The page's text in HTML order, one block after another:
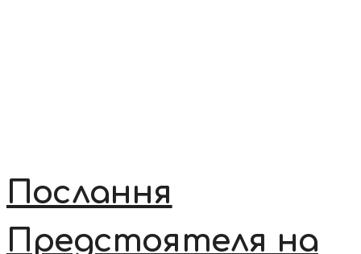
Послання
Предстоятеля на